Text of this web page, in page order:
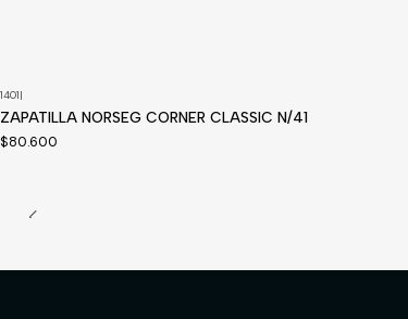
1401|
ZAPATILLA NORSEG CORNER CLASSIC N/41
$80.600